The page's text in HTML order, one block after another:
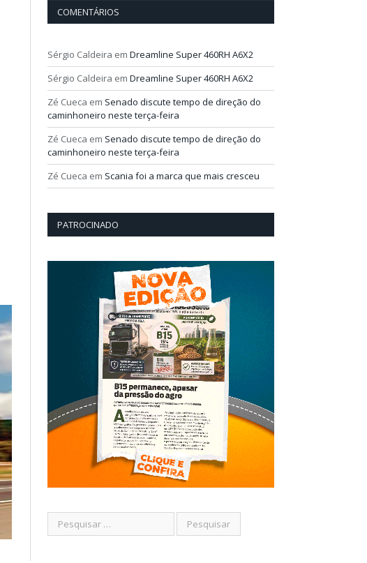
COMENTÁRIOS
Sérgio Caldeira em Dreamline Super 460RH A6X2
Sérgio Caldeira em Dreamline Super 460RH A6X2
Zé Cueca em Senado discute tempo de direção do
caminhoneiro neste terça-feira
Zé Cueca em Senado discute tempo de direção do
caminhoneiro neste terça-feira
Zé Cueca em Scania foi a marca que mais cresceu
PATROCINADO